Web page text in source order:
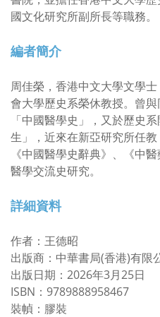
國文化研究所副所長等職務。
編者簡介
周佳榮，香港中文大學文學
會大學歷史系榮休教授。曾
「中國醫學史」，又於歷史
生」，近來在新亞研究所任
《中國醫學史辭典》、《中
醫學交流史研究。
詳細資料
作者：王德昭
出版商：中華書局(香港)有限
出版日期：2026年3月25日
ISBN：9789888958467
裝幀：膠裝